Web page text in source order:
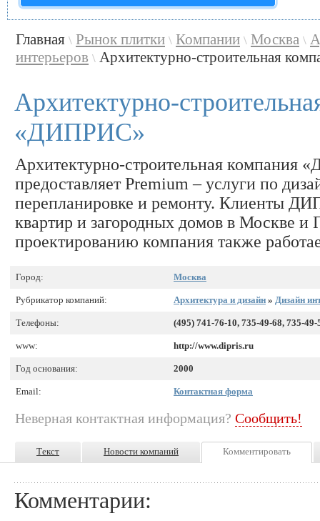
Главная \ Рынок плитки \ Компании \ Москва \
интерьеров \ Архитектурно-строительная
Архитектурно-
«ДИПРИС»
Архитектурно-строительная компания
предоставляет Premium – услуги по
перепланировке и ремонту. Клиенты
квартир и загородных домов в Москве и
проектированию компания также
Город: Москва
Рубрикатор компаний: Архитектура и дизайн » Дизайн
Телефоны: (495) 741-76-10, 735-49-68, 735-
www: http://www.dipris.ru
Год основания: 2000
Email: Контактная форма
Неверная контактная информация? Сообщить!
Текст Новости компаний Комментировать
Комментарии: